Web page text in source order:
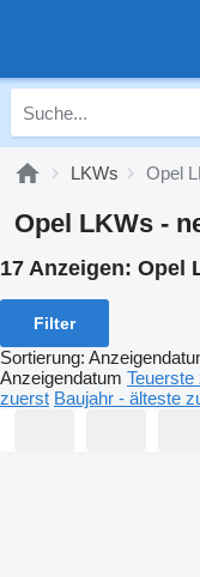
LKWs Opel
Opel LKWs -
17 Anzeigen: Opel
Filter
Sortierung:
Anzeigendatum Teuerste
zuerst Baujahr - älteste